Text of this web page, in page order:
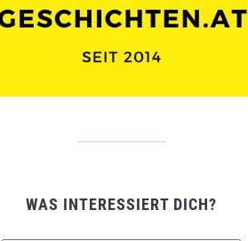
WAS INTERESSIERT DICH?